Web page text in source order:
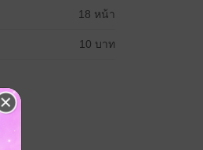
18 หน้า
10 บาท